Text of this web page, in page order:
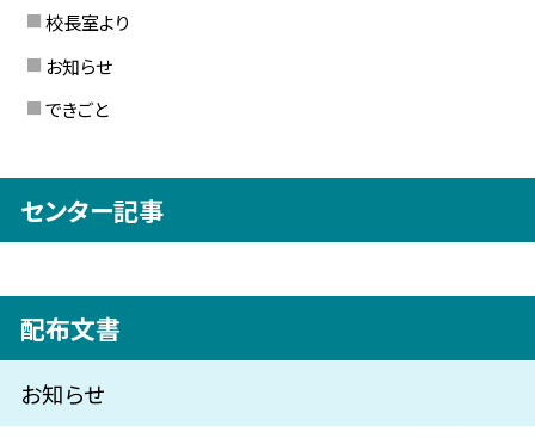
校長室より
お知らせ
できごと
センター記事
配布文書
お知らせ